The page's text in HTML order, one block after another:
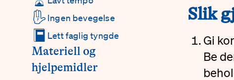
✋Ingen bevegelse
📕 Lett faglig tyngde
Materiell og
hjelpemidler
#
Slik
Gi
Be